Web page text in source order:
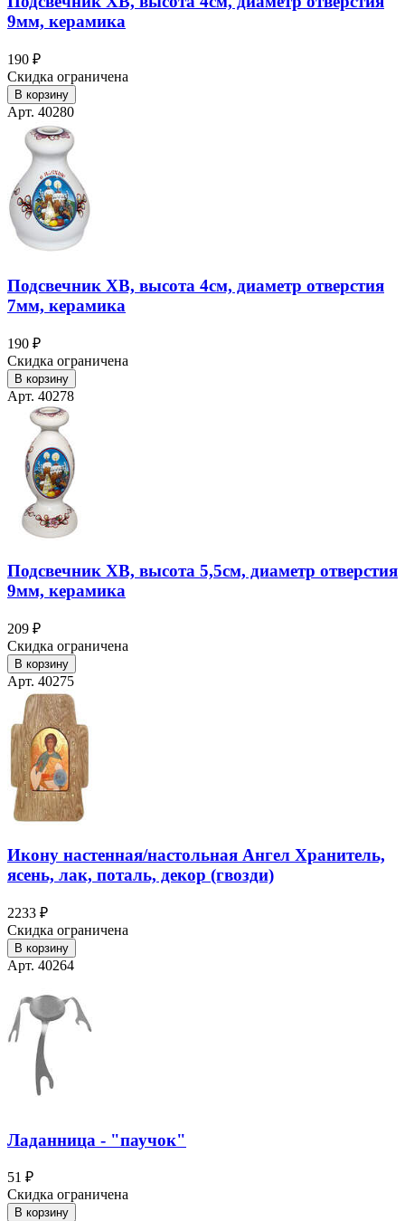
9мм, керамика
190 ₽
Скидка ограничена
В корзину
Арт. 40280
Подсвечник ХВ, высота 4см, диаметр отверстия
7мм, керамика
190 ₽
Скидка ограничена
В корзину
Арт. 40278
Подсвечник ХВ, высота 5,5см, диаметр отверстия
9мм, керамика
209 ₽
Скидка ограничена
В корзину
Арт. 40275
Икону настенная/настольная Ангел Хранитель,
ясень, лак, поталь, декор (гвозди)
2233 ₽
Скидка ограничена
В корзину
Арт. 40264
Ладанница - "паучок"
51 ₽
Скидка ограничена
В корзину